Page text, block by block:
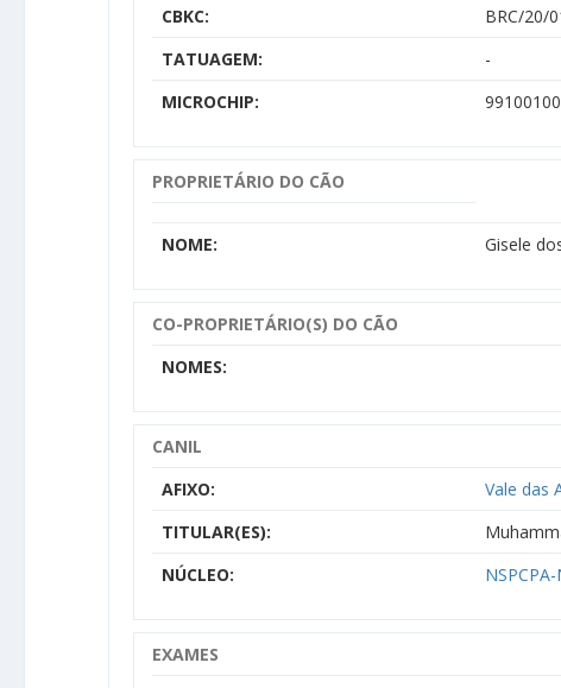
CBKC:
BRC/20/
TATUAGEM:
-
MICROCHIP:
PROPRIETÁRIO DO CÃO
NOME: Gisele
CO-PROPRIETÁRIO(S) DO CÃO
NOMES:
CANIL
AFIXO:
Vale das
TITULAR(ES):
NÚCLEO:
EXAMES